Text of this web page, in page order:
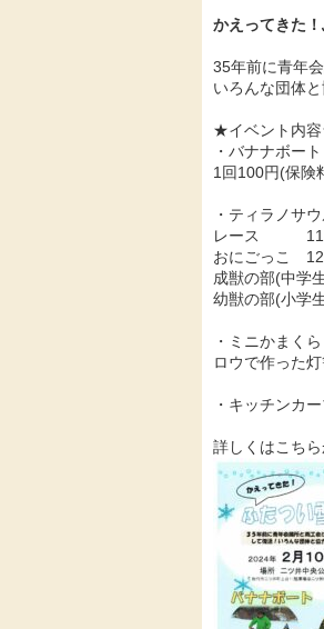
かえってきた
35年前に青年
いろんな団体
★イベント内
・バナナボー
1回100円(保険
・ティラノサ
レース 11
おにごっこ 12
成獣の部(中
幼獣の部(小
・ミニかまく
ロウで作った
・キッチンカ
詳しくはこちら